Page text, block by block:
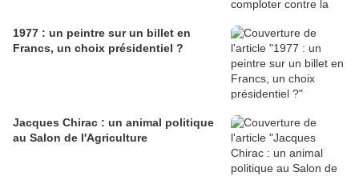
1977 : un peintre sur un billet en
Francs, un choix présidentiel ?
Jacques Chirac : un animal politique
au Salon de l'Agriculture